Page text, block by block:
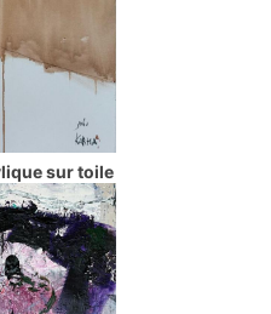
sur toile